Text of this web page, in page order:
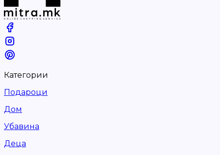
Категории
Подароци
Дом
Убавина
Деца